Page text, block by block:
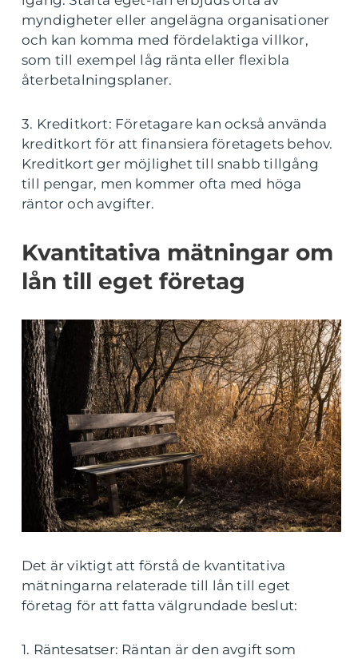
myndigheter eller angelägna organisationer
och kan komma med fördelaktiga villkor,
som till exempel låg ränta eller flexibla
återbetalningsplaner.
3. Kreditkort: Företagare kan också använda
kreditkort för att finansiera företagets behov.
Kreditkort ger möjlighet till snabb tillgång
till pengar, men kommer ofta med höga
räntor och avgifter.
Kvantitativa mätningar om
lån till eget företag
Det är viktigt att förstå de kvantitativa
mätningarna relaterade till lån till eget
företag för att fatta välgrundade beslut:
1. Räntesatser: Räntan är den avgift som